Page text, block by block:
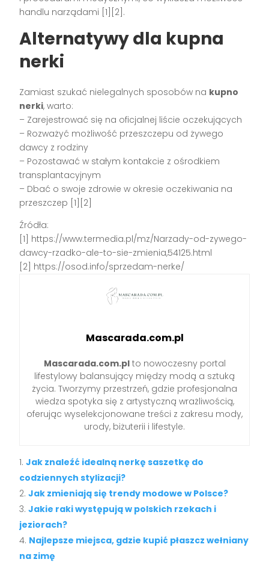
handlu narządami [1][2].
Alternatywy dla kupna
nerki
Zamiast szukać nielegalnych sposobów na kupno
nerki, warto:
– Zarejestrować się na oficjalnej liście oczekujących
– Rozważyć możliwość przeszczepu od żywego
dawcy z rodziny
– Pozostawać w stałym kontakcie z ośrodkiem
transplantacyjnym
– Dbać o swoje zdrowie w okresie oczekiwania na
przeszczep [1][2]
Źródła:
[1] https://www.termedia.pl/mz/Narzady-od-zywego-
dawcy-rzadko-ale-to-sie-zmienia,54125.html
[2] https://osod.info/sprzedam-nerke/
Mascarada.com.pl
Mascarada.com.plto nowoczesny portal
lifestylowy balansujący między modą a sztuką
życia. Tworzymy przestrzeń, gdzie profesjonalna
wiedza spotyka się z artystyczną wrażliwością,
oferując wyselekcjonowane treści z zakresu mody,
urody, biżuterii i lifestyle.
Jak znaleźć idealną nerkę saszetkę do
codziennych stylizacji?
Jak zmieniają się trendy modowe w Polsce?
Jakie raki występują w polskich rzekach i
jeziorach?
Najlepsze miejsca, gdzie kupić płaszcz wełniany
na zimę